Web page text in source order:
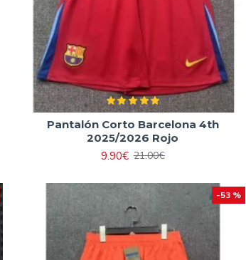
Pantalón Corto Barcelona 4th
2025/2026 Rojo
9.90€ 21.00€
-53 %